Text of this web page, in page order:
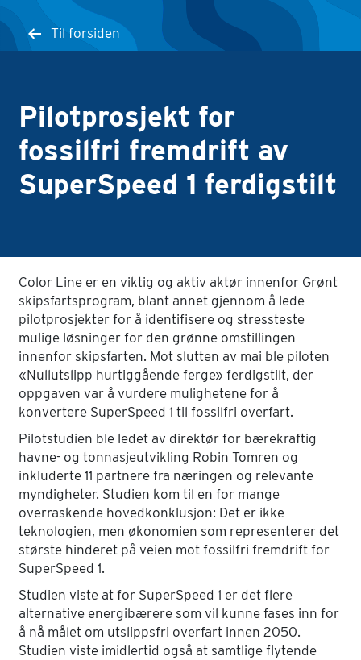
Til forsiden
Pilotprosjekt for
fossilfri fremdrift av
SuperSpeed 1 ferdigstilt
Color Line er en viktig og aktiv aktør innenfor Grønt
skipsfartsprogram, blant annet gjennom å lede
pilotprosjekter for å identifisere og stressteste
mulige løsninger for den grønne omstillingen
innenfor skipsfarten. Mot slutten av mai ble piloten
«Nullutslipp hurtiggående ferge» ferdigstilt, der
oppgaven var å vurdere mulighetene for å
konvertere SuperSpeed 1 til fossilfri overfart.
Pilotstudien ble ledet av direktør for bærekraftig
havne- og tonnasjeutvikling Robin Tomren og
inkluderte 11 partnere fra næringen og relevante
myndigheter. Studien kom til en for mange
overraskende hovedkonklusjon: Det er ikke
teknologien, men økonomien som representerer det
største hinderet på veien mot fossilfri fremdrift for
SuperSpeed 1.
Studien viste at for SuperSpeed 1 er det flere
alternative energibærere som vil kunne fases inn for
å nå målet om utslippsfri overfart innen 2050.
Studien viste imidlertid også at samtlige flytende